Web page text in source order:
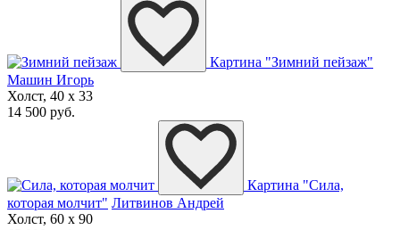
Картина "Зимний пейзаж"
Машин Игорь
Холст, 40 x 33
14 500 руб.
Картина "Сила,
которая молчит" Литвинов Андрей
Холст, 60 x 90